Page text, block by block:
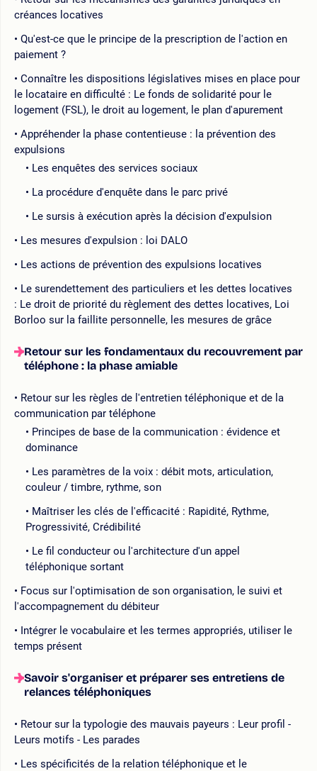
créances locatives
Qu'est-ce que le principe de la prescription de l'action en
paiement ?
Connaître les dispositions législatives mises en place pour
le locataire en difficulté : Le fonds de solidarité pour le
logement (FSL), le droit au logement, le plan d'apurement
Appréhender la phase contentieuse : la prévention des
expulsions
Les enquêtes des services sociaux
La procédure d'enquête dans le parc privé
Le sursis à exécution après la décision d'expulsion
Les mesures d'expulsion : loi DALO
Les actions de prévention des expulsions locatives
Le surendettement des particuliers et les dettes locatives
: Le droit de priorité du règlement des dettes locatives, Loi
Borloo sur la faillite personnelle, les mesures de grâce
Retour sur les fondamentaux du recouvrement par
téléphone : la phase amiable
Retour sur les règles de l'entretien téléphonique et de la
communication par téléphone
Principes de base de la communication : évidence et
dominance
Les paramètres de la voix : débit mots, articulation,
couleur / timbre, rythme, son
Maîtriser les clés de l'efficacité : Rapidité, Rythme,
Progressivité, Crédibilité
Le fil conducteur ou l'architecture d'un appel
téléphonique sortant
Focus sur l'optimisation de son organisation, le suivi et
l'accompagnement du débiteur
Intégrer le vocabulaire et les termes appropriés, utiliser le
temps présent
Savoir s'organiser et préparer ses entretiens de
relances téléphoniques
Retour sur la typologie des mauvais payeurs : Leur profil -
Leurs motifs - Les parades
Les spécificités de la relation téléphonique et le